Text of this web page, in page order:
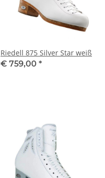
Riedell 875 Silver Star weiß
€ 759,00 *